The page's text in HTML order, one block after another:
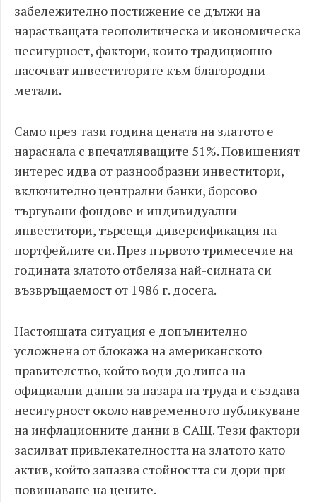
забележително постижение се дължи на
нарастващата геополитическа и икономическа
несигурност, фактори, които традиционно
насочват инвеститорите към благородни
метали.
Само през тази година цената на златото е
нараснала с впечатляващите 51%. Повишеният
интерес идва от разнообразни инвеститори,
включително централни банки, борсово
търгувани фондове и индивидуални
инвеститори, търсещи диверсификация на
портфейлите си. През първото тримесечие на
годината златото отбеляза най-силната си
възвръщаемост от 1986 г. досега.
Настоящата ситуация е допълнително
усложнена от блокажа на американското
правителство, който води до липса на
официални данни за пазара на труда и създава
несигурност около навременното публикуване
на инфлационните данни в САЩ. Тези фактори
засилват привлекателността на златото като
актив, който запазва стойността си дори при
повишаване на цените.